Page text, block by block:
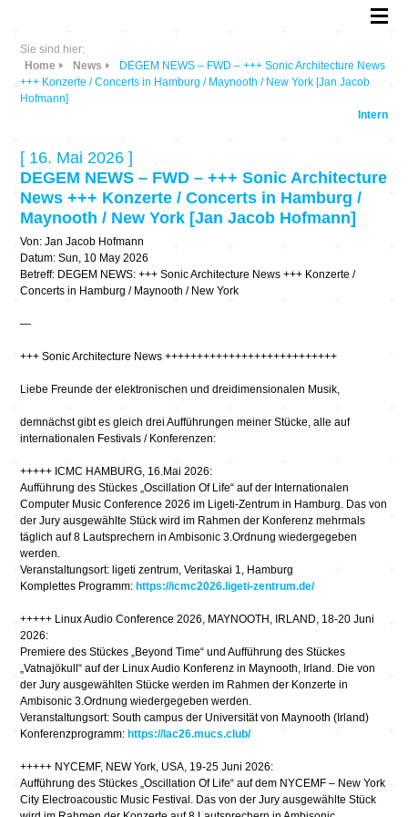
Sie sind hier:
Home
News
DEGEM NEWS – FWD – +++ Sonic Architecture News
+++ Konzerte / Concerts in Hamburg / Maynooth / New York [Jan Jacob
Hofmann]
Intern
[ 16. Mai 2026 ]
DEGEM NEWS – FWD – +++ Sonic Architecture
News +++ Konzerte / Concerts in Hamburg /
Maynooth / New York [Jan Jacob Hofmann]
Von: Jan Jacob Hofmann
Datum: Sun, 10 May 2026
Betreff: DEGEM NEWS: +++ Sonic Architecture News +++ Konzerte /
Concerts in Hamburg / Maynooth / New York
—
+++ Sonic Architecture News +++++++++++++++++++++++++++
Liebe Freunde der elektronischen und dreidimensionalen Musik,
demnächst gibt es gleich drei Aufführungen meiner Stücke, alle auf
internationalen Festivals / Konferenzen:
+++++ ICMC HAMBURG, 16.Mai 2026:
Aufführung des Stückes „Oscillation Of Life“ auf der Internationalen
Computer Music Conference 2026 im Ligeti-Zentrum in Hamburg. Das von
der Jury ausgewählte Stück wird im Rahmen der Konferenz mehrmals
täglich auf 8 Lautsprechern in Ambisonic 3.Ordnung wiedergegeben
werden.
Veranstaltungsort: ligeti zentrum, Veritaskai 1, Hamburg
Komplettes Programm: https://icmc2026.ligeti-zentrum.de/
+++++ Linux Audio Conference 2026, MAYNOOTH, IRLAND, 18-20 Juni
2026:
Premiere des Stückes „Beyond Time“ und Aufführung des Stückes
„Vatnajökull“ auf der Linux Audio Konferenz in Maynooth, Irland. Die von
der Jury ausgewählten Stücke werden im Rahmen der Konzerte in
Ambisonic 3.Ordnung wiedergegeben werden.
Veranstaltungsort: South campus der Universität von Maynooth (Irland)
Konferenzprogramm: https://lac26.mucs.club/
+++++ NYCEMF, NEW York, USA, 19-25 Juni 2026:
Aufführung des Stückes „Oscillation Of Life“ auf dem NYCEMF – New York
City Electroacoustic Music Festival. Das von der Jury ausgewählte Stück